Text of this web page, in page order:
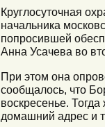
Круглосуточная
начальника
попросившей
Анна Усачева во
При этом она
сообщалось, что
воскресенье.
домашний адрес и